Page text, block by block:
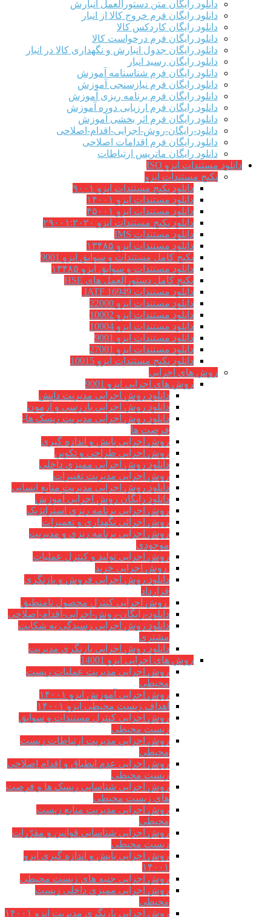
دانلود رایگان متن دستورالعمل انبارش
دانلود رایگان فرم خروج کالا از انبار
دانلود رایگان کاردکس کالا
دانلود رایگان فرم درخواست کالا
دانلود رایگان جدول انبارش و نگهداری کالا در انبار
دانلود رایگان رسید انبار
دانلود رایگان فرم شناسنامه آموزش
دانلود رایگان فرم نیازسنجی آموزش
دانلود رایگان فرم برنامه ریزی آموزش
دانلود رایگان فرم ارزیابی دوره آموزش
دانلود رایگان فرم اثر بخشی آموزش
دانلود-رایگان-روش-اجرایی-اقدام-اصلاحی
دانلود رایگان فرم اقدامات اصلاحی
دانلود رایگان ماتریس ارتباطات
دانلود مستندات ایزو ISO
پکیج مستندات ایزو
دانلود پکیج مستندات ایزو ۹۰۰۱
دانلود مستندات ایزو ۱۴۰۰۱
دانلود مستندات ایزو ۴۵۰۰۱
دانلود پکیج مستندات ایزو ۲۹۰۰۱:۲۰۲۰
دانلود مستندات IMS
دانلود مستندات ایزو ۱۳۴۸۵
پکیج کامل مستندات و سوابق ایزو 9001
دانلود مستندات و سوابق ایزو ۱۳۴۸۵
پکیج کامل دستورالعمل های HSE
دانلود مستندات IATF 16949
دانلود مستندات ایزو 22000
دانلود مستندات ایزو 10002
دانلود مستندات ایزو 10004
دانلود مستندات ایزو 9001
دانلود مستندات ایزو 27001
دانلود پکیج مستندات ایزو 10015
روش های اجرایی
روش های اجرایی ایزو 9001
دانلود روش اجرایی مدیریت دانش
دانلود روش اجرایی بازرسی و آزمون
دانلود روش اجرایی مدیریت ریسک ها-
فرصت ها
روش اجرایی پایش و اندازه گیری
روش اجرایی طراحی و تکوین
دانلود روش اجرایی ممیزی داخلی
روش اجرایی مدیریت تغییرات
دانلود روش اجرایی مدیریت منابع انسانی
دانلود رایگان روش اجرایی آموزش
روش اجرایی برنامه ریزی استراتژیک
روش اجرائی نگهداری و تعمیرات
روش اجرایی برنامه ریزی و مدیریت
موجودی
روش اجرایی تولید و کنترل عملیات
روش اجرایی خرید
دانلود روش اجرایی فروش و بازنگری
قرارداد
روش اجرایی کنترل محصول نامنطبق
دانلود-رایگان-روش-اجرایی-اقدام-اصلاحی
دانلود روش اجرایی رسیدگی به شکایت
مشتری
دانلود روش اجرایی بازنگری مدیریت
روش های اجرایی ایزو 14001
روش اجرایی مدیریت عملیات زیست
محیطی
روش اجرایی آموزش ایزو ۱۴۰۰۱
اهداف زیست محیطی ایزو ۱۴۰۰۱
روش اجرایی کنترل مستندات و سوابق
زیست محیطی
روش اجرايي مدیریت ارتباطات زیست
محیطی
روش اجرایی عدم انطباق و اقدام اصلاحی
زیست محیطی
روش اجرایی شناسایی ریسک ها و فرصت
های زیست محیطی
روش اجرایی مدیریت منابع زیست
محیطی
روش اجرایی شناسایی قوانین و مقرّرات
زیست محیطی
روش اجرایی پایش و اندازه گیری ایزو
۱۴۰۰۱
روش اجرایی جنبه های زیست محیطی
روش اجرایی ممیزی داخلی زیست
محیطی
روش اجرایی بازنگری مدیریت ایزو ۱۴۰۰۱